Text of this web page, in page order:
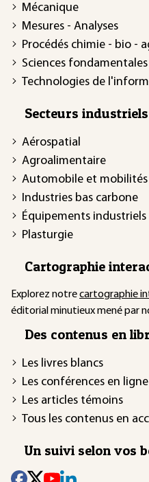
Mécanique
Mesures - Analyses
Procédés chimie - bio -
Sciences fondamentales
Technologies de
Secteurs industriels
Aérospatial
Agroalimentaire
Automobile et mobilités
Industries bas carbone
Équipements industriels
Plasturgie
Cartographie
Explorez notrecartographie
éditorial minutieux mené par
Des contenus en
Les livres blancs
Les conférences en ligne
Les articles témoins
Tous les contenus en
Un suivi selon vos